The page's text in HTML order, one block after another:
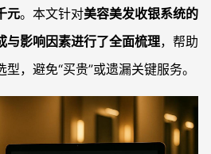
元。本文针对美容美发收银系统的
与影响因素进行了全面梳理，帮助
，避免“买贵”或遗漏关键服务。